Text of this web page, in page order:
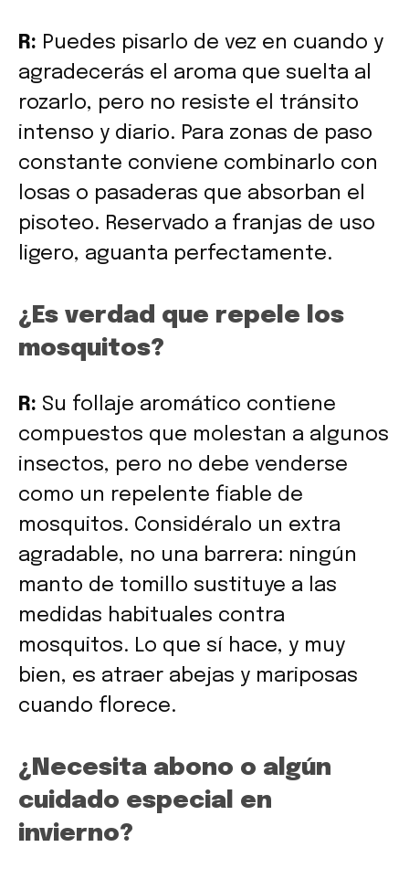
R: Puedes pisarlo de vez en cuando y
agradecerás el aroma que suelta al
rozarlo, pero no resiste el tránsito
intenso y diario. Para zonas de paso
constante conviene combinarlo con
losas o pasaderas que absorban el
pisoteo. Reservado a franjas de uso
ligero, aguanta perfectamente.
¿Es verdad que repele los
mosquitos?
R: Su follaje aromático contiene
compuestos que molestan a algunos
insectos, pero no debe venderse
como un repelente fiable de
mosquitos. Considéralo un extra
agradable, no una barrera: ningún
manto de tomillo sustituye a las
medidas habituales contra
mosquitos. Lo que sí hace, y muy
bien, es atraer abejas y mariposas
cuando florece.
¿Necesita abono o algún
cuidado especial en
invierno?